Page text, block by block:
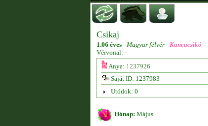
Csikaj
1.06 éves - Magyar félvér - Kancacsikó -
Vérvonal: -
Anya: 1237926
Saját ID: 1237983
Utódok: 0
Hónap: Május